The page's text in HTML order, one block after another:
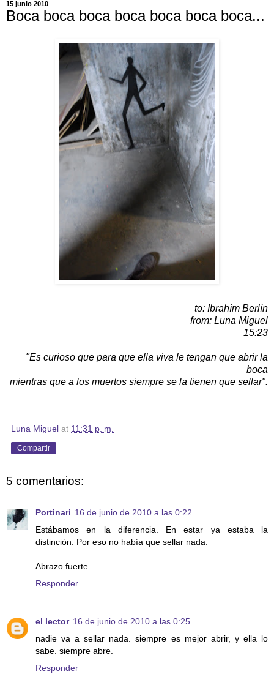
15 junio 2010
Boca boca boca boca boca boca boca...
to: Ibrahím Berlín
from: Luna Miguel
15:23
"Es curioso que para que ella viva le tengan que abrir la
boca
mientras que a los muertos siempre se la tienen que sellar".
Luna Miguel at 11:31 p. m.
Compartir
5 comentarios:
Portinari 16 de junio de 2010 a las 0:22
Estábamos en la diferencia. En estar ya estaba la
distinción. Por eso no había que sellar nada.
Abrazo fuerte.
Responder
el lector 16 de junio de 2010 a las 0:25
nadie va a sellar nada. siempre es mejor abrir, y ella lo
sabe. siempre abre.
Responder